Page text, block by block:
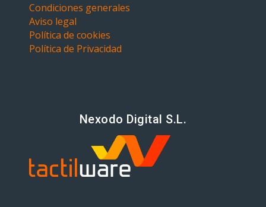
Condiciones generales
Aviso legal
Política de cookies
Política de Privacidad
Nexodo Digital S.L.